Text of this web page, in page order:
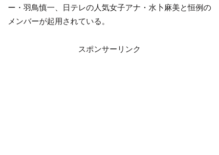
ー・羽鳥慎一、日テレの人気女子アナ・水卜麻美と恒例の
メンバーが起用されている。
スポンサーリンク